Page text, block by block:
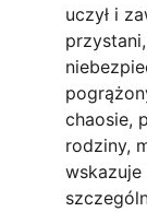
uczył i
chaosie,
rodziny,